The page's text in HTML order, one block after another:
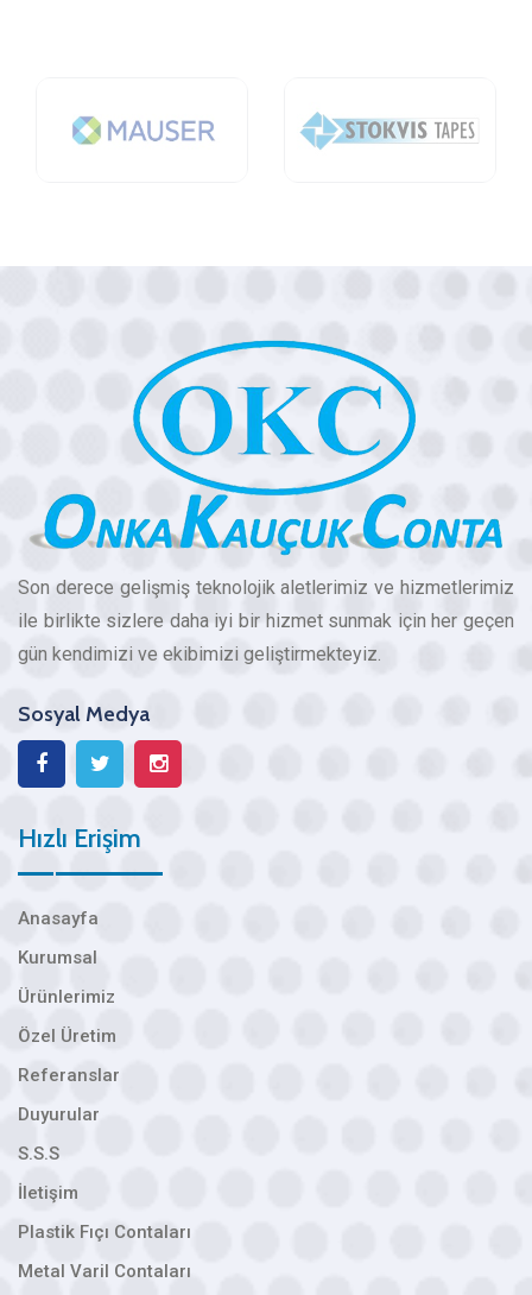
Son derece gelişmiş teknolojik aletlerimiz ve hizmetlerimiz
ile birlikte sizlere daha iyi bir hizmet sunmak için her geçen
gün kendimizi ve ekibimizi geliştirmekteyiz.
Sosyal Medya
Hızlı Erişim
Anasayfa
Kurumsal
Ürünlerimiz
Özel Üretim
Referanslar
Duyurular
S.S.S
İletişim
Plastik Fıçı Contaları
Metal Varil Contaları